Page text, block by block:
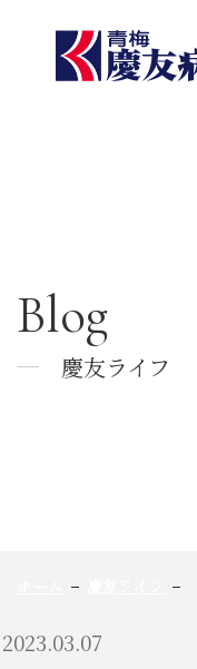
Blog
慶友ライフ
慶友ライフ
2023.03.07